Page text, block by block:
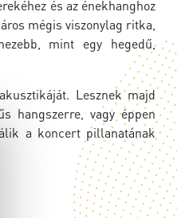
és az énekhanghoz
mégis viszonylag ritka,
mint egy hegedű,
Lesznek majd
hangszerre, vagy éppen
a koncert pillanatának